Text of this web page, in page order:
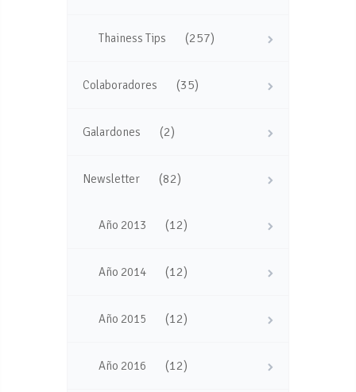
Thainess Tips (257)
Colaboradores (35)
Galardones (2)
Newsletter (82)
Año 2013 (12)
Año 2014 (12)
Año 2015 (12)
Año 2016 (12)